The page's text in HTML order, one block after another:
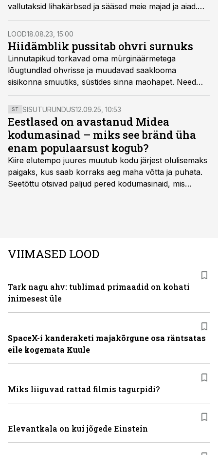
vallutaksid lihakärbsed ja sääsed meie majad ja aiad.
Tulevikus võib ämblike mürk ravida haigeid, nende
võrguniit aga muuta sõdurite särgid kuulikindlaks.
LOOD18.08.23, 15:00
Hiidämblik pussitab ohvri surnuks
Linnutapikud torkavad oma mürginäärmetega
lõugtundlad ohvrisse ja muudavad saaklooma
sisikonna smuutiks, süstides sinna maohapet. Need
ämblikud ei ole inimestele ohtlikud.
ST SISUTURUNDUS12.09.25, 10:53
Eestlased on avastanud Midea
kodumasinad – miks see bränd üha
enam populaarsust kogub?
Kiire elutempo juures muutub kodu järjest olulisemaks
paigaks, kus saab korraks aeg maha võtta ja puhata.
Seetõttu otsivad paljud pered kodumasinaid, mis
VIIMASED LOOD
Tark nagu ahv: tublimad primaadid on kohati
inimesest üle
SpaceX-i kanderaketi majakõrgune osa räntsatas
eile kogemata Kuule
Miks liiguvad rattad filmis tagurpidi?
Elevantkala on kui jõgede Einstein